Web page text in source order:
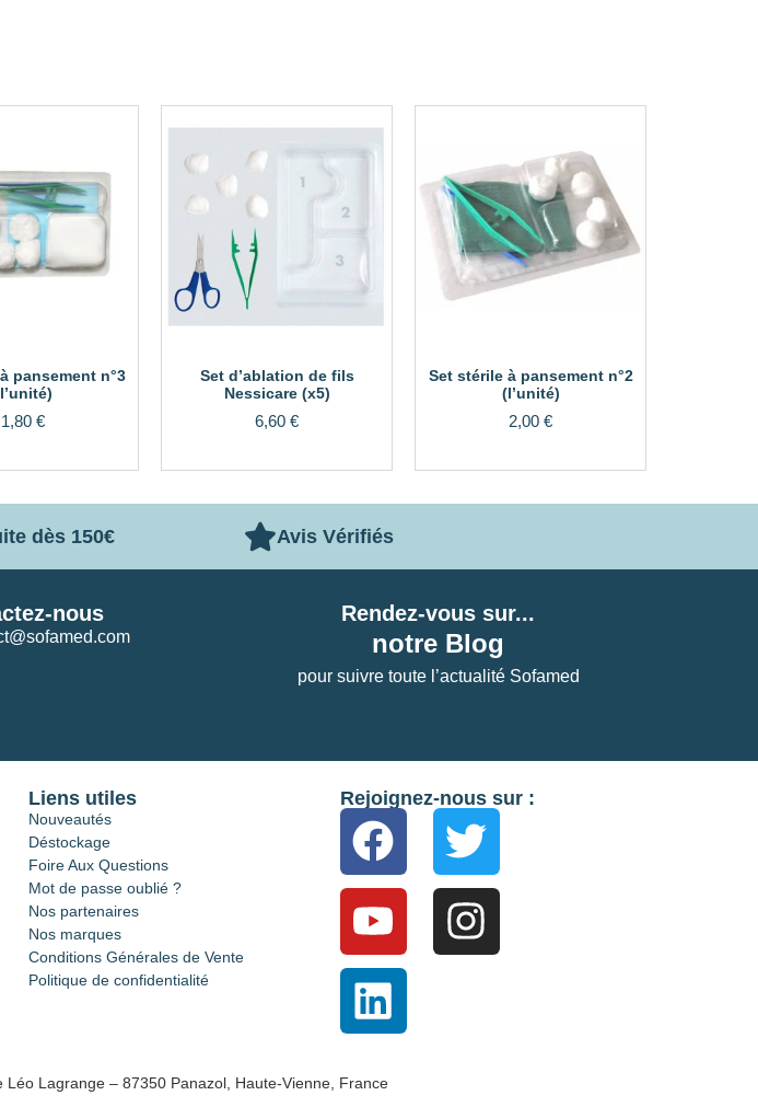
pansement n°3
1,80 €
Set d’ablation de fils
Nessicare (x5)
6,60 €
Set stérile à pansement n°2
(l’unité)
2,00 €
dès 150€ Avis Vérifiés
nous Rendez-vous sur...
notre Blog
pour suivre toute l’actualité Sofamed
Liens utiles
Nouveautés
Déstockage
Foire Aux Questions
Mot de passe oublié ?
Nos partenaires
Nos marques
Conditions Générales de Vente
Politique de confidentialité
Rejoignez-nous sur :
Lagrange – 87350 Panazol, Haute-Vienne, France